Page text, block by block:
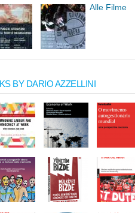
Alle Filme
BY DARIO AZZELLINI